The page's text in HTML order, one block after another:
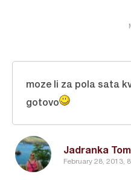
Jadranka
February 28, 2013,
moze li za pola sata
gotovo